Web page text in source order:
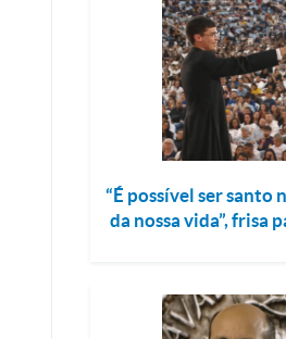
“É possível ser santo
da nossa vida”, frisa